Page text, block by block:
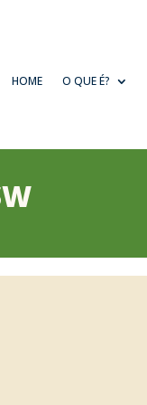
HOME O QUE É?